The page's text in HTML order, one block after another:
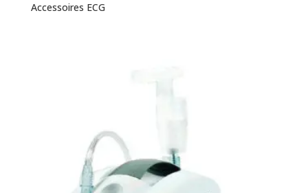
Accessoires ECG